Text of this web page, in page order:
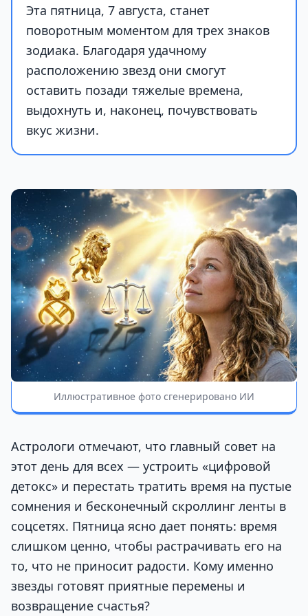
Эта пятница, 7 августа, станет
поворотным моментом для трех знаков
зодиака. Благодаря удачному
расположению звезд они смогут
оставить позади тяжелые времена,
выдохнуть и, наконец, почувствовать
вкус жизни.
Иллюстративное фото сгенерировано ИИ
Астрологи отмечают, что главный совет на
этот день для всех — устроить «цифровой
детокс» и перестать тратить время на пустые
сомнения и бесконечный скроллинг ленты в
соцсетях. Пятница ясно дает понять: время
слишком ценно, чтобы растрачивать его на
то, что не приносит радости. Кому именно
звезды готовят приятные перемены и
возвращение счастья?